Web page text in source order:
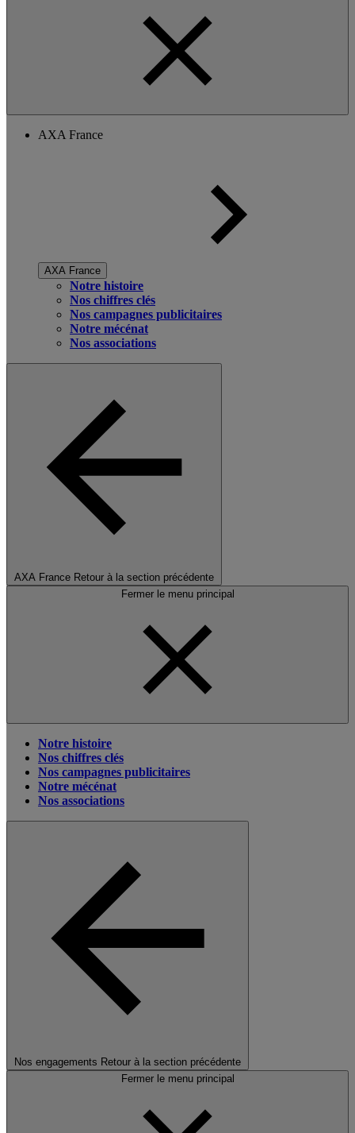
AXA France
AXA France
Notre histoire
Nos chiffres clés
Nos campagnes publicitaires
Notre mécénat
Nos associations
AXA France Retour à la section précédente
Fermer le menu principal
Notre histoire
Nos chiffres clés
Nos campagnes publicitaires
Notre mécénat
Nos associations
Nos engagements Retour à la section précédente
Fermer le menu principal